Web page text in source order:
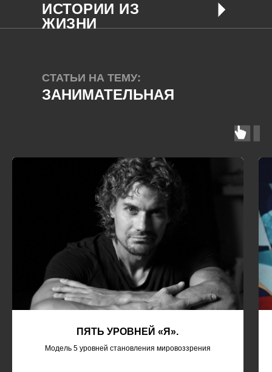
ИСТОРИИ ИЗ
ЖИЗНИ
СТАТЬИ НА ТЕМУ:
ЗАНИМАТЕЛЬНАЯ
ПЯТЬ УРОВНЕЙ «Я».
Модель 5 уровней становления мировоззрения